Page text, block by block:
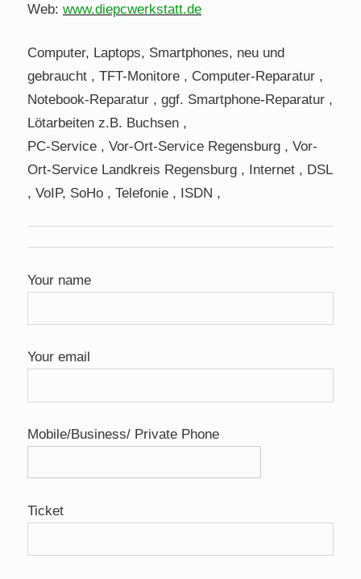
Web: www.diepcwerkstatt.de
Computer, Laptops, Smartphones, neu und
gebraucht , TFT-Monitore , Computer-Reparatur ,
Notebook-Reparatur , ggf. Smartphone-Reparatur ,
Lötarbeiten z.B. Buchsen ,
PC-Service , Vor-Ort-Service Regensburg , Vor-
Ort-Service Landkreis Regensburg , Internet , DSL
, VoIP, SoHo , Telefonie , ISDN ,
Your name
Your email
Mobile/Business/ Private Phone
Ticket